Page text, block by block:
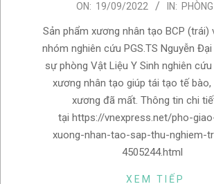
09-
ON: 19/09/2022 IN:
Sản phẩm xương nhân tạo BCP (trái)
nhóm nghiên cứu PGS.TS Nguyễn
sự phòng Vật Liệu Y Sinh nghiên
xương nhân tạo giúp tái tạo tế bào,
xương đã mất. Thông tin chi
tại https://vnexpress.net/pho-
xuong-nhan-tao-sap-thu-nghiem-
4505244.html
XEM TIẾP